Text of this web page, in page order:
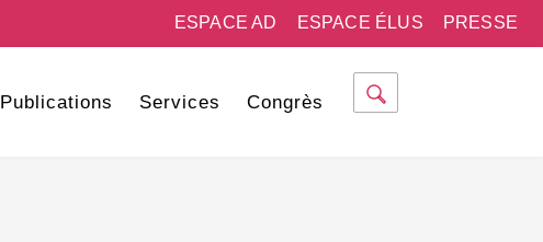
PRESSE
ESPACE ÉLUS
ESPACE AD
Publications Services Congrès